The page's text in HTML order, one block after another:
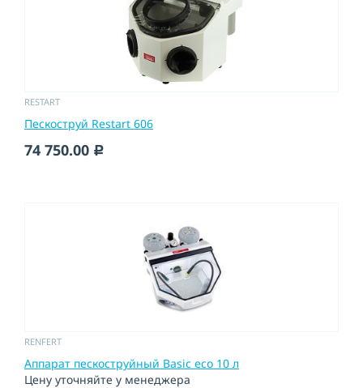
RESTART
Пескоструй Restart 606
74 750.00 c
RENFERT
Аппарат пескоструйный Basic eco 10 л
Цену уточняйте у менеджера